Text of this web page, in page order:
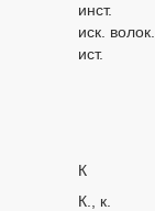
инст.
иск. волок.
ист.
К
К., к.